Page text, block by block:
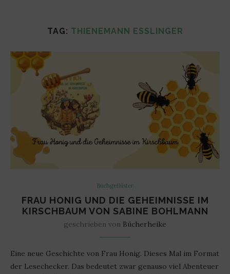
TAG: THIENEMANN ESSLINGER
Buchgeflüster
FRAU HONIG UND DIE GEHEIMNISSE IM
KIRSCHBAUM VON SABINE BOHLMANN
geschrieben von Bücherheike
Eine neue Geschichte von Frau Honig. Dieses Mal im Format
der Lesechecker. Das bedeutet zwar genauso viel Abenteuer